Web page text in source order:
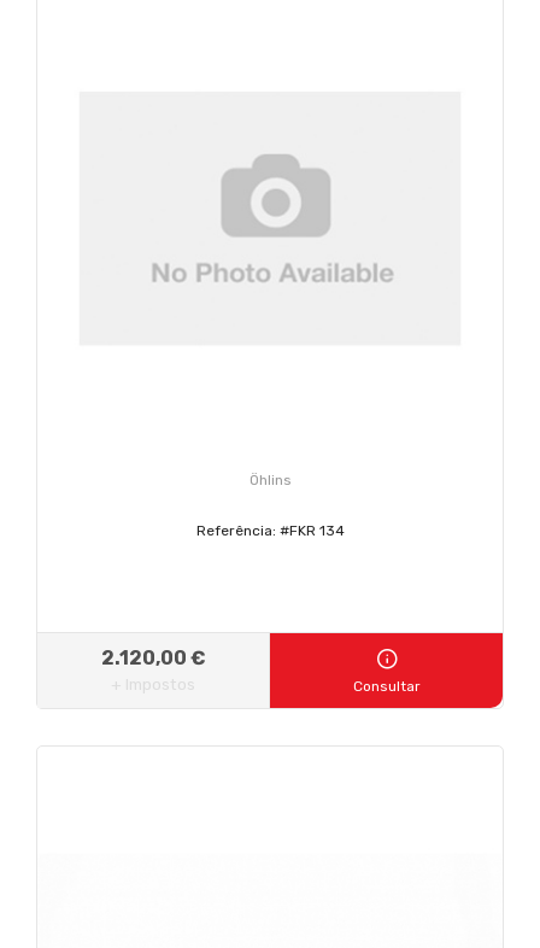
Öhlins
Referência: #FKR 134
2.120,00 €
+ Impostos Consultar